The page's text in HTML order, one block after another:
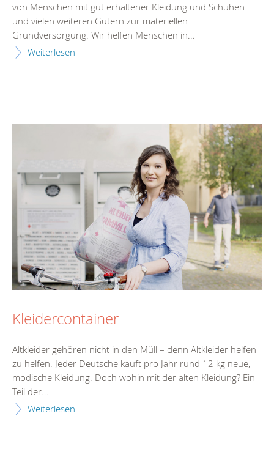
von Menschen mit gut erhaltener Kleidung und Schuhen
und vielen weiteren Gütern zur materiellen
Grundversorgung. Wir helfen Menschen in...
Weiterlesen
Kleidercontainer
Altkleider gehören nicht in den Müll – denn Altkleider helfen
zu helfen. Jeder Deutsche kauft pro Jahr rund 12 kg neue,
modische Kleidung. Doch wohin mit der alten Kleidung? Ein
Teil der...
Weiterlesen